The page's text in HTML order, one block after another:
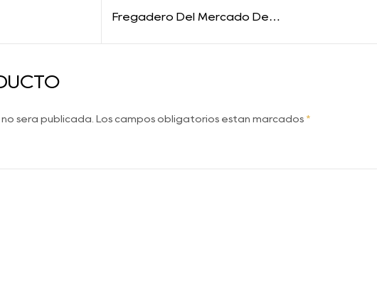
Fregadero Del Mercado De
será publicada. Los campos obligatorios están marcados *